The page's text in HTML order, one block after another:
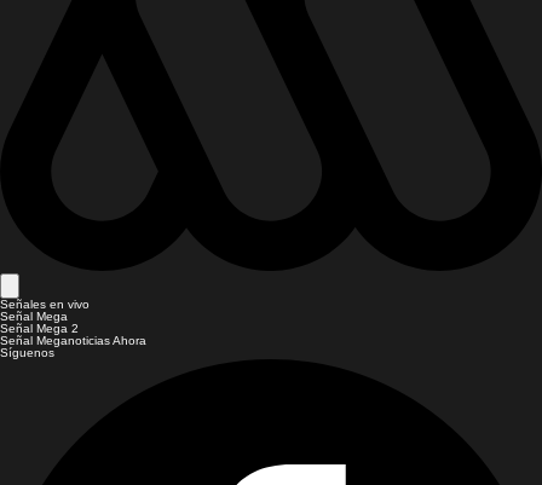
Señales en vivo
Señal Mega
Señal Mega 2
Señal Meganoticias Ahora
Síguenos